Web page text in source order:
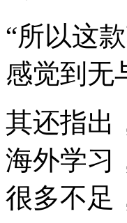
“所以这
感觉到无
其还指出
海外学习
很多不足